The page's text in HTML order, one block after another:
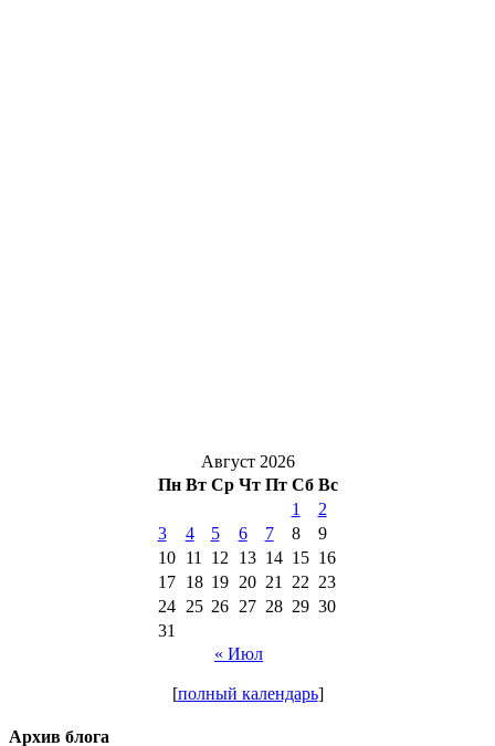
Август 2026
Пн Вт Ср Чт Пт Сб Вс
1
2
3
4 5 6 7 8
9
10
11 12 13 14 15 16
17
18 19 20 21 22 23
24
25 26 27 28 29 30
31
« Июл
[полный календарь]
Архив блога